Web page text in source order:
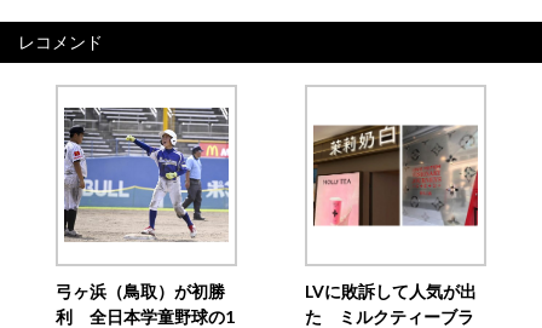
レコメンド
弓ヶ浜（鳥取）が初勝
利 全日本学童野球の1
LVに敗訴して人気が出
た ミルクティーブラ